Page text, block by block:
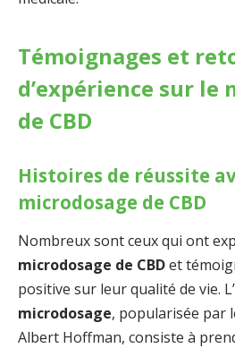
Témoignages et
d’expérience sur le
de CBD
Histoires de réussite
microdosage de CBD
Nombreux sont ceux qui ont
microdosage de CBDet
positive sur leur qualité de vie.
microdosage, popularisée par
Albert Hoffman, consiste à